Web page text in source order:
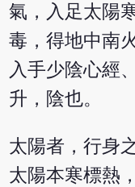
氣，入足太陽
毒，得地中南
入手少陰心經
升，陰也。
太陽者，行身
太陽本寒標熱